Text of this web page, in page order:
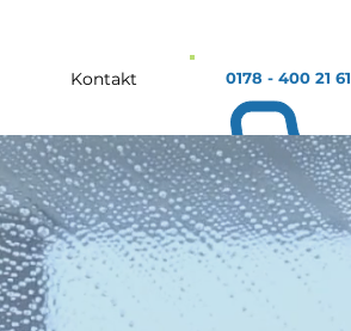
Kontakt 0178 - 400 21 61